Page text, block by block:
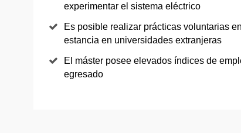
experimentar el sistema eléctrico
Es posible realizar prácticas voluntarias
estancia en universidades extranjeras
El máster posee elevados índices de
egresado